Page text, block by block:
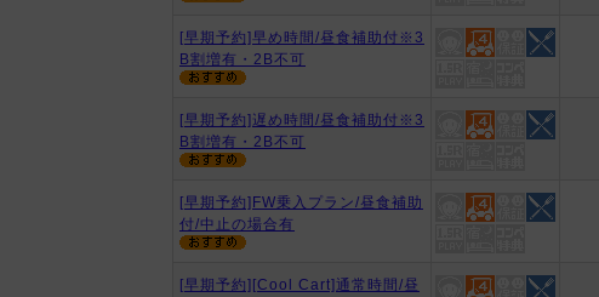
[早期予約]早め時間/昼食補助付※3
B割増有・2B不可
[早期予約]遅め時間/昼食補助付※3
B割増有・2B不可
[早期予約]FW乗入プラン/昼食補助
付/中止の場合有
[早期予約][Cool Cart]通常時間/昼